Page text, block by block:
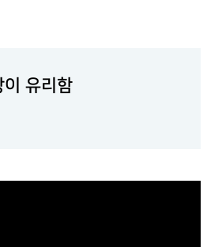
유리함